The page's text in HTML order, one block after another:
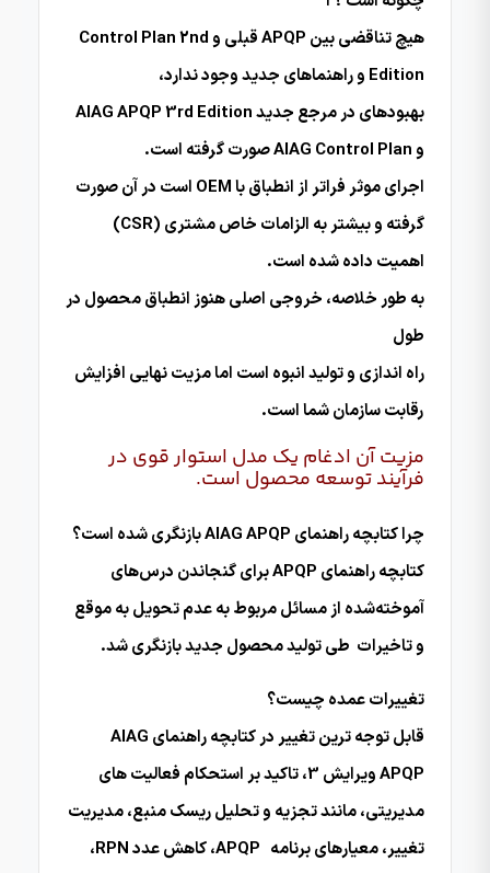
هیچ تناقضی بین APQP قبلی و Control Plan 2nd
Edition و راهنماهای جدید وجود ندارد،
بهبودهای در مرجع جدید AIAG APQP 3rd Edition
و AIAG Control Plan صورت گرفته است.
اجرای موثر فراتر از انطباق با OEM است در آن صورت
گرفته و بیشتر به الزامات خاص مشتری (CSR)
اهمیت داده شده است.
به طور خلاصه، خروجی اصلی هنوز انطباق محصول در
طول
راه اندازی و تولید انبوه است اما مزیت نهایی افزایش
رقابت سازمان شما است.
مزیت آن ادغام یک مدل استوار قوی در
فرآیند توسعه محصول است.
چرا کتابچه راهنمای AIAG APQP بازنگری شده است؟
کتابچه راهنمای APQP برای گنجاندن درس‌های
آموخته‌شده از مسائل مربوط به عدم تحویل به موقع
و تاخیرات طی تولید محصول جدید بازنگری شد.
تغییرات عمده چیست؟
قابل توجه ترین تغییر در کتابچه راهنمای AIAG
APQP ویرایش 3، تاکید بر استحکام فعالیت های
مدیریتی، مانند تجزیه و تحلیل ریسک منبع، مدیریت
تغییر، معیارهای برنامه APQP، کاهش عدد RPN،